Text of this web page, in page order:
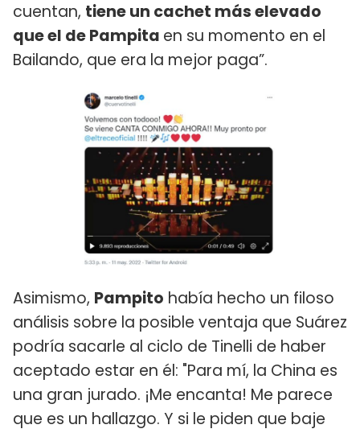
cuentan, tiene un cachet más elevado
que el de Pampita en su momento en el
Bailando, que era la mejor paga”.
Asimismo, Pampito había hecho un filoso
análisis sobre la posible ventaja que Suárez
podría sacarle al ciclo de Tinelli de haber
aceptado estar en él: "Para mí, la China es
una gran jurado. ¡Me encanta! Me parece
que es un hallazgo. Y si le piden que baje